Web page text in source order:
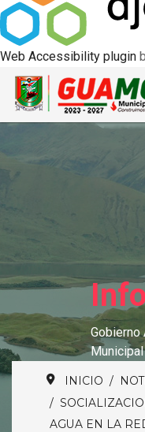
Web Accessibility plugin
Gobierno
INICIO
AGUA EN LA